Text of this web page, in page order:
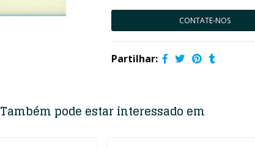
CONTATE-NOS
Partilhar:
Também pode estar interessado em